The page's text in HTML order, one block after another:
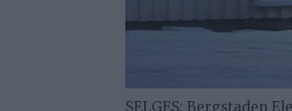
SELGES: Bergstaden